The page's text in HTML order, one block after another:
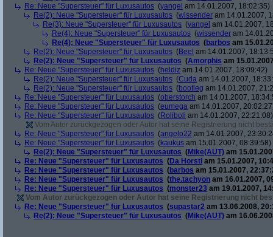
Re: Neue "Supersteuer" für Luxusautos (yangel am 14.01.2007, 18:02:35)
Re(2): Neue "Supersteuer" für Luxusautos (wissender am 14.01.2007,
Re(3): Neue "Supersteuer" für Luxusautos (yangel am 14.01.2007,
Re(4): Neue "Supersteuer" für Luxusautos (wissender am
Re(4): Neue "Supersteuer" für Luxusautos (barbos am
Re(2): Neue "Supersteuer" für Luxusautos (Beel am 14.01.2007,
Re(2): Neue "Supersteuer" für Luxusautos (Amorphis am
Re: Neue "Supersteuer" für Luxusautos (heldiz am 14.01.2007, 18:09:42)
Re(2): Neue "Supersteuer" für Luxusautos (Cuda am 14.01.2007,
Re(2): Neue "Supersteuer" für Luxusautos (bootleg am 14.01.2007,
Re: Neue "Supersteuer" für Luxusautos (oberstorch am 14.01.2007,
Re: Neue "Supersteuer" für Luxusautos (eumega am 14.01.2007,
Re: Neue "Supersteuer" für Luxusautos (Roliboli am 14.01.2007, 22:21:08)
Vom Autor zurückgezogen oder Autor hat seine Registrierung nicht
Re: Neue "Supersteuer" für Luxusautos (angelo22 am 14.01.2007,
Re: Neue "Supersteuer" für Luxusautos (kaukus am 15.01.2007, 08:39:58)
Re(2): Neue "Supersteuer" für Luxusautos (Mike(AUT) am
Re: Neue "Supersteuer" für Luxusautos (Da Horstl am 15.01.2007,
Re: Neue "Supersteuer" für Luxusautos (barbos am 15.01.2007,
Re: Neue "Supersteuer" für Luxusautos (the.tachyon am 16.01.2007,
Re: Neue "Supersteuer" für Luxusautos (monster23 am 19.01.2007,
Vom Autor zurückgezogen oder Autor hat seine Registrierung nicht
Re: Neue "Supersteuer" für Luxusautos (supastar2 am 13.06.2008,
Re(2): Neue "Supersteuer" für Luxusautos (Mike(AUT) am